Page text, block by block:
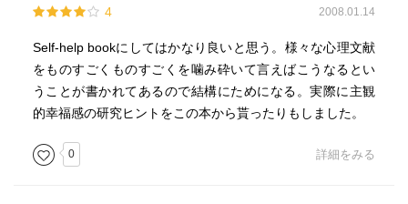
4 2008.01.14
Self-help bookにしてはかなり良いと思う。様々な心理文献
をものすごくものすごくを噛み砕いて言えばこうなるとい
うことが書かれてあるので結構にためになる。実際に主観
的幸福感の研究ヒントをこの本から貰ったりもしました。
0 詳細をみる